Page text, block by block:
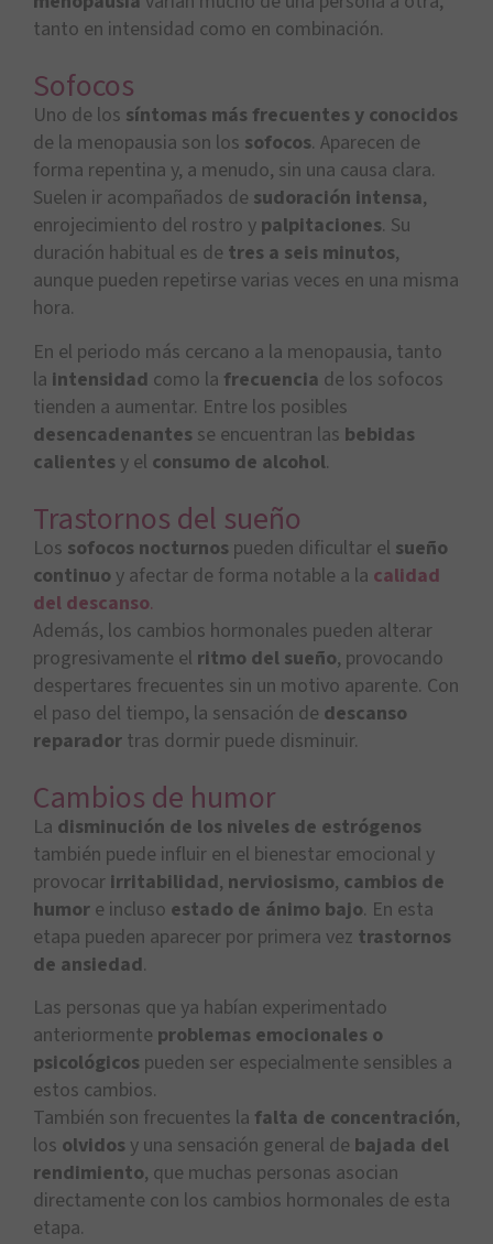
tanto en intensidad como en combinación.
Sofocos
Uno de los síntomas más frecuentes y conocidos
de la menopausia son los sofocos. Aparecen de
forma repentina y, a menudo, sin una causa clara.
Suelen ir acompañados de sudoración intensa,
enrojecimiento del rostro y palpitaciones. Su
duración habitual es de tres a seis minutos,
aunque pueden repetirse varias veces en una misma
hora.
En el periodo más cercano a la menopausia, tanto
la intensidad como la frecuencia de los sofocos
tienden a aumentar. Entre los posibles
desencadenantes se encuentran las bebidas
calientes y el consumo de alcohol.
Trastornos del sueño
Los sofocos nocturnos pueden dificultar el sueño
continuo y afectar de forma notable a la calidad
del descanso.
Además, los cambios hormonales pueden alterar
progresivamente el ritmo del sueño, provocando
despertares frecuentes sin un motivo aparente. Con
el paso del tiempo, la sensación de descanso
reparador tras dormir puede disminuir.
Cambios de humor
La disminución de los niveles de estrógenos
también puede influir en el bienestar emocional y
provocar irritabilidad, nerviosismo, cambios de
humor e incluso estado de ánimo bajo. En esta
etapa pueden aparecer por primera vez trastornos
de ansiedad.
Las personas que ya habían experimentado
anteriormente problemas emocionales o
psicológicos pueden ser especialmente sensibles a
estos cambios.
También son frecuentes la falta de concentración,
los olvidos y una sensación general de bajada del
rendimiento, que muchas personas asocian
directamente con los cambios hormonales de esta
etapa.